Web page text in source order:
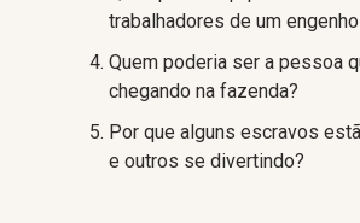
trabalhadores de um
Quem poderia ser a pessoa
chegando na fazenda?
Por que alguns escravos
e outros se divertindo?